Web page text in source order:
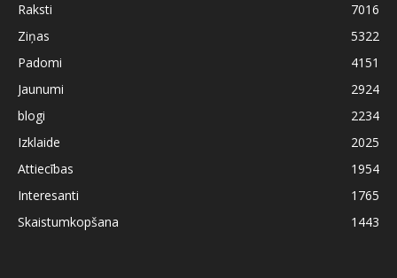
Raksti
7016
Ziņas
5322
Padomi
4151
Jaunumi
2924
blogi
2234
Izklaide
2025
Attiecības
1954
Interesanti
1765
Skaistumkopšana
1443